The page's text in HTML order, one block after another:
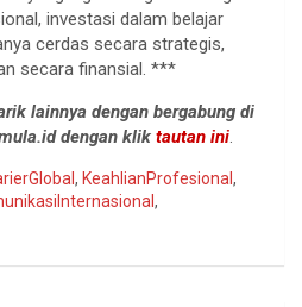
investasi dalam belajar
cerdas secara strategis,
secara finansial. ***
lainnya dengan bergabung di
dengan klik tautan ini.
, KeahlianProfesional,
,